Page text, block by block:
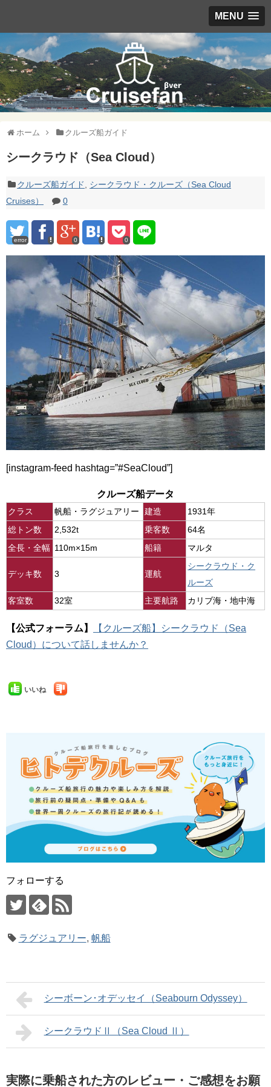
MENU
ホーム クルーズ船ガイド
シークラウド（Sea Cloud）
クルーズ船ガイド
シークラウド・クルーズ（Sea Cloud
Cruises）
0
error 0 0
[instagram-feed hashtag=”#SeaCloud”]
クルーズ船データ
クラス 帆船・ラグジュアリー 建造
1931年
総トン数
2,532t 乗客数
64名
全長・全幅 110m×15m 船籍 マルタ
デッキ数 3 運航
シークラウド・ク
ルーズ
客室数
32室 主要航路 カリブ海・地中海
【公式フォーラム】
【クルーズ船】シークラウド（Sea
Cloud）について話しませんか？
いいね
フォローする
ラグジュアリー, 帆船
シーボーン･オデッセイ（Seabourn Odyssey）
シークラウドⅡ（Sea Cloud Ⅱ）
実際に乗船された方のレビュー・ご感想をお願